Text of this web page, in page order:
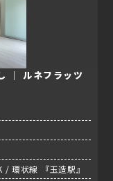
｜ ルネフラッツ
環状線 『玉造駅』